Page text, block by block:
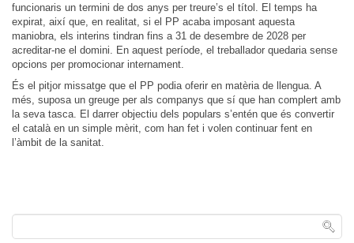
funcionaris un termini de dos anys per treure’s el títol. El temps ha
expirat, així que, en realitat, si el PP acaba imposant aquesta
maniobra, els interins tindran fins a 31 de desembre de 2028 per
acreditar-ne el domini. En aquest període, el treballador quedaria sense
opcions per promocionar internament.
És el pitjor missatge que el PP podia oferir en matèria de llengua. A
més, suposa un greuge per als companys que sí que han complert amb
la seva tasca. El darrer objectiu dels populars s’entén que és convertir
el català en un simple mèrit, com han fet i volen continuar fent en
l’àmbit de la sanitat.